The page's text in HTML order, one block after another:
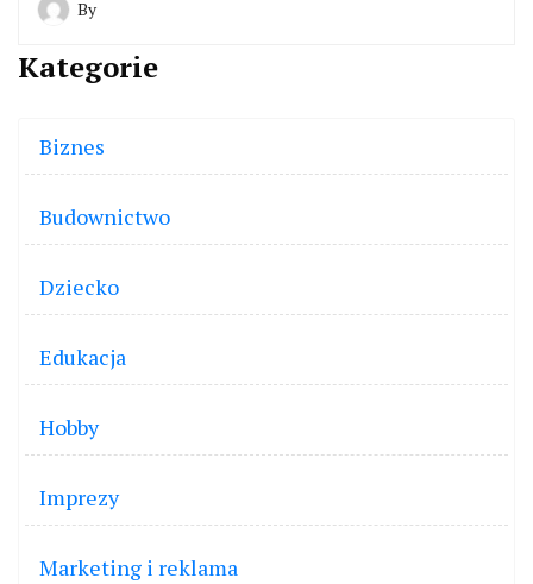
By
Kategorie
Biznes
Budownictwo
Dziecko
Edukacja
Hobby
Imprezy
Marketing i reklama